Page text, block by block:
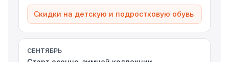
Скидки на детскую и подростковую обувь
СЕНТЯБРЬ